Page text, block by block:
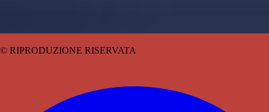
© RIPRODUZIONE RISERVATA